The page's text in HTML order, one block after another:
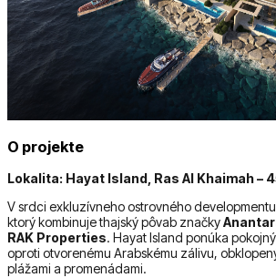
O projekte
Lokalita: Hayat Island, Ras Al Khaimah –
V srdci exkluzívneho ostrovného
ktorý kombinuje thajský pôvab značky
RAK Properties. Hayat Island ponúka
oproti otvorenému Arabskému zálivu,
plážami a promenádami.